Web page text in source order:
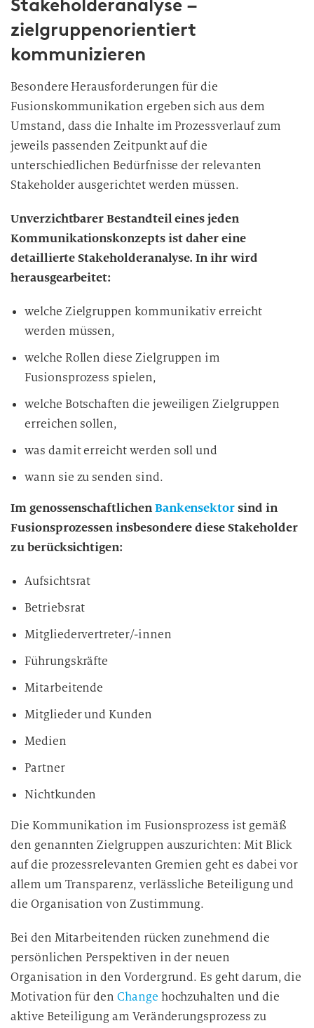
Stakeholderanalyse –
zielgruppenorientiert
kommunizieren
Besondere Herausforderungen für die
Fusionskommunikation ergeben sich aus dem
Umstand, dass die Inhalte im Prozessverlauf zum
jeweils passenden Zeitpunkt auf die
unterschiedlichen Bedürfnisse der relevanten
Stakeholder ausgerichtet werden müssen.
Unverzichtbarer Bestandteil eines jeden
Kommunikationskonzepts ist daher eine
detaillierte Stakeholderanalyse. In ihr wird
herausgearbeitet:
welche Zielgruppen kommunikativ erreicht
werden müssen,
welche Rollen diese Zielgruppen im
Fusionsprozess spielen,
welche Botschaften die jeweiligen Zielgruppen
erreichen sollen,
was damit erreicht werden soll und
wann sie zu senden sind.
Im genossenschaftlichenBankensektorsind in
Fusionsprozessen insbesondere diese Stakeholder
zu berücksichtigen:
Aufsichtsrat
Betriebsrat
Mitgliedervertreter/-innen
Führungskräfte
Mitarbeitende
Mitglieder und Kunden
Medien
Partner
Nichtkunden
Die Kommunikation im Fusionsprozess ist gemäß
den genannten Zielgruppen auszurichten: Mit Blick
auf die prozessrelevanten Gremien geht es dabei vor
allem um Transparenz, verlässliche Beteiligung und
die Organisation von Zustimmung.
Bei den Mitarbeitenden rücken zunehmend die
persönlichen Perspektiven in der neuen
Organisation in den Vordergrund. Es geht darum, die
Motivation für den Change hochzuhalten und die
aktive Beteiligung am Veränderungsprozess zu